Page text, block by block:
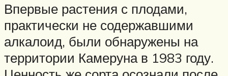
Впервые растения с плодами,
практически не содержавшими
алкалоид, были обнаружены на
территории Камеруна в 1983 году.